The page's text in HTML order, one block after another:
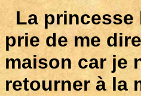
La princesse
prie de me
maison car je
retourner à la